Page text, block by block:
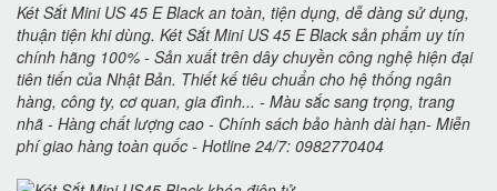
Két Sắt Mini US 45 E Black an toàn, tiện dụng, dễ dàng sử dụng,
thuận tiện khi dùng. Két Sắt Mini US 45 E Black sản phẩm uy tín
chính hãng 100% - Sản xuất trên dây chuyền công nghệ hiện đại
tiên tiến của Nhật Bản. Thiết kế tiêu chuẩn cho hệ thống ngân
hàng, công ty, cơ quan, gia đình... - Màu sắc sang trọng, trang
nhã - Hàng chất lượng cao - Chính sách bảo hành dài hạn- Miễn
phí giao hàng toàn quốc - Hotline 24/7: 0982770404